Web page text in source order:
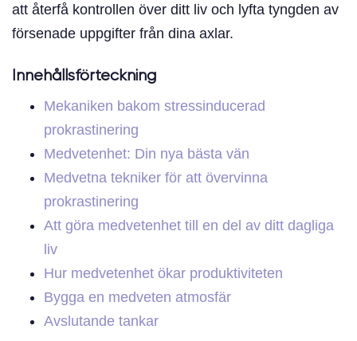
att återfå kontrollen över ditt liv och lyfta tyngden av
försenade uppgifter från dina axlar.
Innehållsförteckning
Mekaniken bakom stressinducerad
prokrastinering
Medvetenhet: Din nya bästa vän
Medvetna tekniker för att övervinna
prokrastinering
Att göra medvetenhet till en del av ditt dagliga
liv
Hur medvetenhet ökar produktiviteten
Bygga en medveten atmosfär
Avslutande tankar